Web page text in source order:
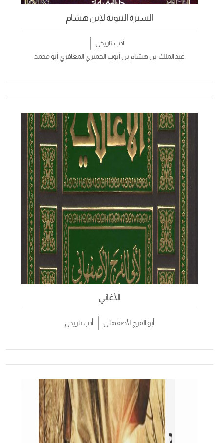
السيرة النبوية لابن هشام
أدب تاريخي
عبد الملك بن هشام بن أيوب الحميري المعافري أبو محمد
الأغاني
أبو الفرج الأصفهاني أدب تاريخي